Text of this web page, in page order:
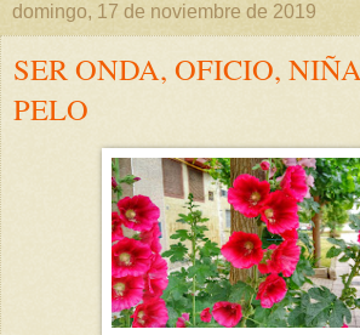
domingo, 17 de noviembre de 2019
SER ONDA, OFICIO,
PELO